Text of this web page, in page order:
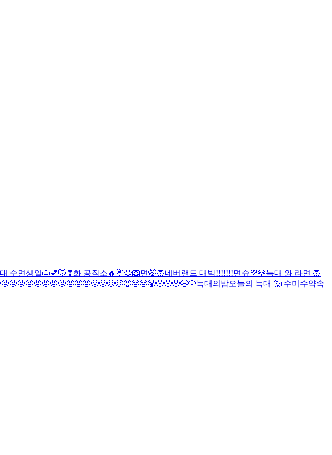
수면생일🎂💕🐭❣화 공작소🔥💐🐶🦁면🤭🦁네버랜드 대박!!!!!!!면슈💜🐶늑대 와 라면 🦁
🐶늑대의밤오늘의 늑대 🐺 수미수약속